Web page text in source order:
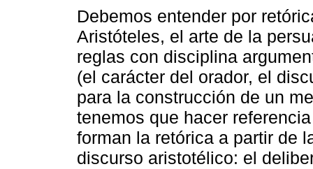
Debemos entender por
Aristóteles, el arte de la
reglas con disciplina
(el carácter del orador, el
para la construcción de un
tenemos que hacer
forman la retórica a partir de
discurso aristotélico: el